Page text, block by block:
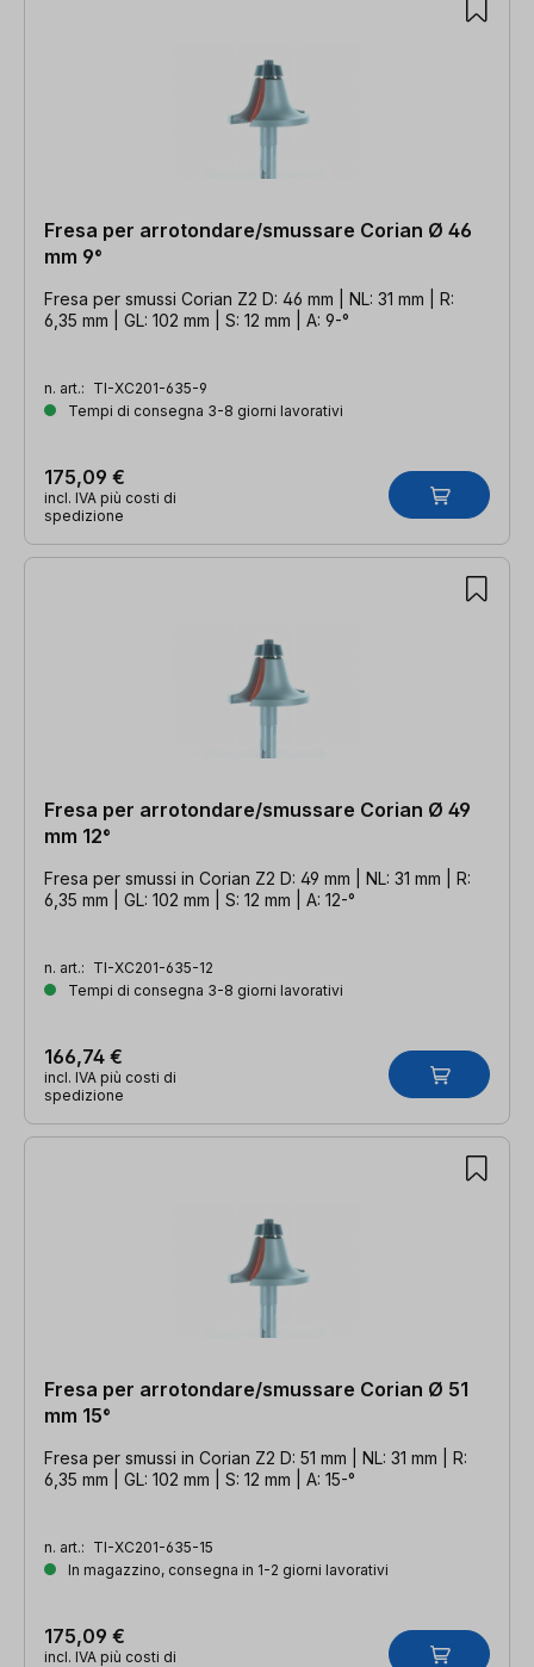
Fresa per arrotondare/smussare Corian Ø 46
mm 9°
Fresa per smussi Corian Z2 D: 46 mm | NL: 31 mm | R:
6,35 mm | GL: 102 mm | S: 12 mm | A: 9-°
n. art.: TI-XC201-635-9
Tempi di consegna 3-8 giorni lavorativi
175,09 €
incl. IVA più costi di
spedizione
Fresa per arrotondare/smussare Corian Ø 49
mm 12°
Fresa per smussi in Corian Z2 D: 49 mm | NL: 31 mm | R:
6,35 mm | GL: 102 mm | S: 12 mm | A: 12-°
n. art.: TI-XC201-635-12
Tempi di consegna 3-8 giorni lavorativi
166,74 €
incl. IVA più costi di
spedizione
Fresa per arrotondare/smussare Corian Ø 51
mm 15°
Fresa per smussi in Corian Z2 D: 51 mm | NL: 31 mm | R:
6,35 mm | GL: 102 mm | S: 12 mm | A: 15-°
n. art.: TI-XC201-635-15
In magazzino, consegna in 1-2 giorni lavorativi
175,09 €
incl. IVA più costi di